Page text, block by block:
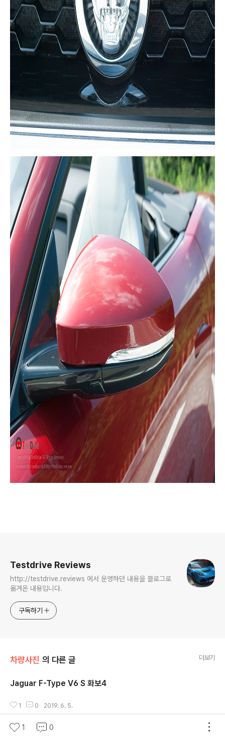
Testdrive Reviews
http://testdrive.reviews 에서 운영하던 내용을 블로그로
옮겨온 내용입니다.
구독하기
차량사진 의 다른 글 더보기
Jaguar F-Type V6 S 화보4
1 0 2019. 6. 5.
1 0